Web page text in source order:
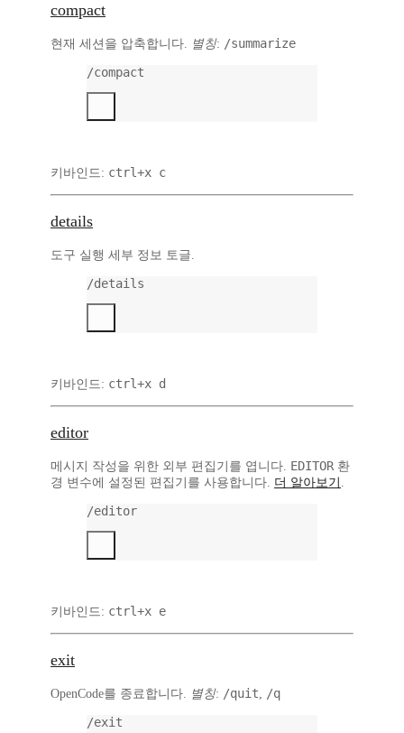
compact
현재 세션을 압축합니다. 별칭: /summarize
/compact
키바인드: ctrl+x c
details
도구 실행 세부 정보 토글.
/details
키바인드: ctrl+x d
editor
메시지 작성을 위한 외부 편집기를 엽니다. EDITOR환
경 변수에 설정된 편집기를 사용합니다. 더 알아보기 .
/editor
키바인드: ctrl+x e
exit
OpenCode를 종료합니다. 별칭: /quit, /q
/exit